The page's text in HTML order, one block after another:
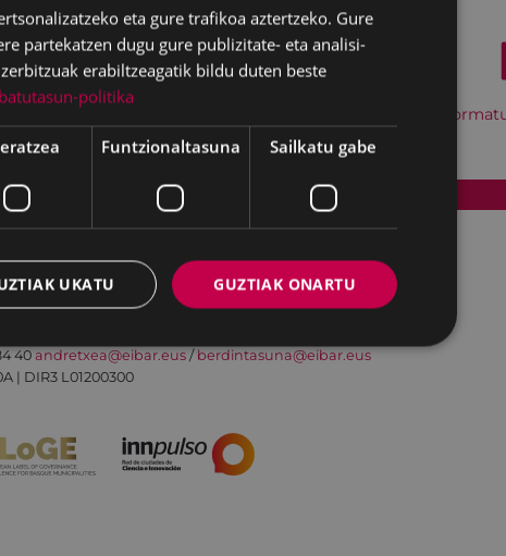
Hitzordu hau iCal
Lege-oharra Cookien politika
sozial guztiak
40 andretxea@eibar.eus/ berdintasuna@eibar.eus
| DIR3 L01200300
BASQUE
SPANISH
eta gure trafikoa aztertzeko. Gure
partekatzen dugu gure publizitate- eta analisi-
erabiltzeagatik bildu duten beste
politika
Funtzionaltasuna Sailkatu gabe
GUZTIAK ONARTU
UKATU